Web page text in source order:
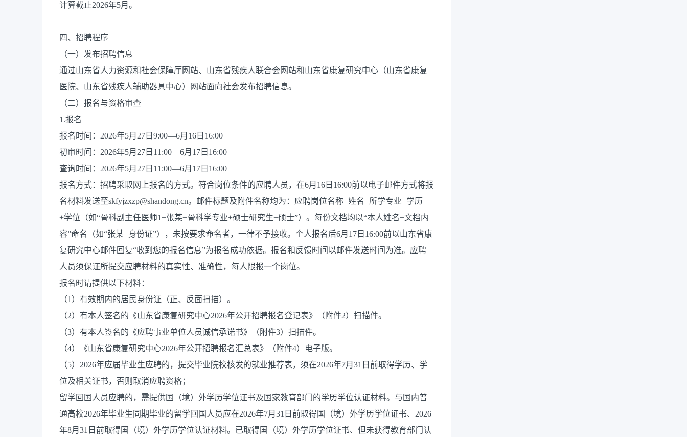
计算截止2026年5月。
四、招聘程序
（一）发布招聘信息
通过山东省人力资源和社会保障厅网站、山东省残疾人联合会网站和山东省康复研究中心（山东省康复
医院、山东省残疾人辅助器具中心）网站面向社会发布招聘信息。
（二）报名与资格审查
1.报名
报名时间：2026年5月27日9:00—6月16日16:00
初审时间：2026年5月27日11:00—6月17日16:00
查询时间：2026年5月27日11:00—6月17日16:00
报名方式：招聘采取网上报名的方式。符合岗位条件的应聘人员，在6月16日16:00前以电子邮件方式将报
名材料发送至skfyjzxzp@shandong.cn。邮件标题及附件名称均为：应聘岗位名称+姓名+所学专业+学历
+学位（如“骨科副主任医师1+张某+骨科学专业+硕士研究生+硕士”）。每份文档均以“本人姓名+文档内
容”命名（如“张某+身份证”），未按要求命名者，一律不予接收。个人报名后6月17日16:00前以山东省康
复研究中心邮件回复“收到您的报名信息”为报名成功依据。报名和反馈时间以邮件发送时间为准。应聘
人员须保证所提交应聘材料的真实性、准确性，每人限报一个岗位。
报名时请提供以下材料：
（1）有效期内的居民身份证（正、反面扫描）。
（2）有本人签名的《山东省康复研究中心2026年公开招聘报名登记表》（附件2）扫描件。
（3）有本人签名的《应聘事业单位人员诚信承诺书》（附件3）扫描件。
（4）《山东省康复研究中心2026年公开招聘报名汇总表》（附件4）电子版。
（5）2026年应届毕业生应聘的，提交毕业院校核发的就业推荐表，须在2026年7月31日前取得学历、学
位及相关证书，否则取消应聘资格；
留学回国人员应聘的，需提供国（境）外学历学位证书及国家教育部门的学历学位认证材料。与国内普
通高校2026年毕业生同期毕业的留学回国人员应在2026年7月31日前取得国（境）外学历学位证书、2026
年8月31日前取得国（境）外学历学位认证材料。已取得国（境）外学历学位证书、但未获得教育部门认